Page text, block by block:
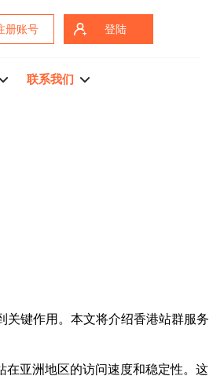
册账号 登陆
联系我们
关键作用。本文将介绍香港站群服务
在亚洲地区的访问速度和稳定性。这